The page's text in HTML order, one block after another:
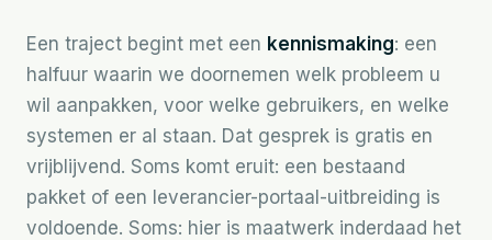
Een traject begint met een kennismaking: een
halfuur waarin we doornemen welk probleem u
wil aanpakken, voor welke gebruikers, en welke
systemen er al staan. Dat gesprek is gratis en
vrijblijvend. Soms komt eruit: een bestaand
pakket of een leverancier-portaal-uitbreiding is
voldoende. Soms: hier is maatwerk inderdaad het